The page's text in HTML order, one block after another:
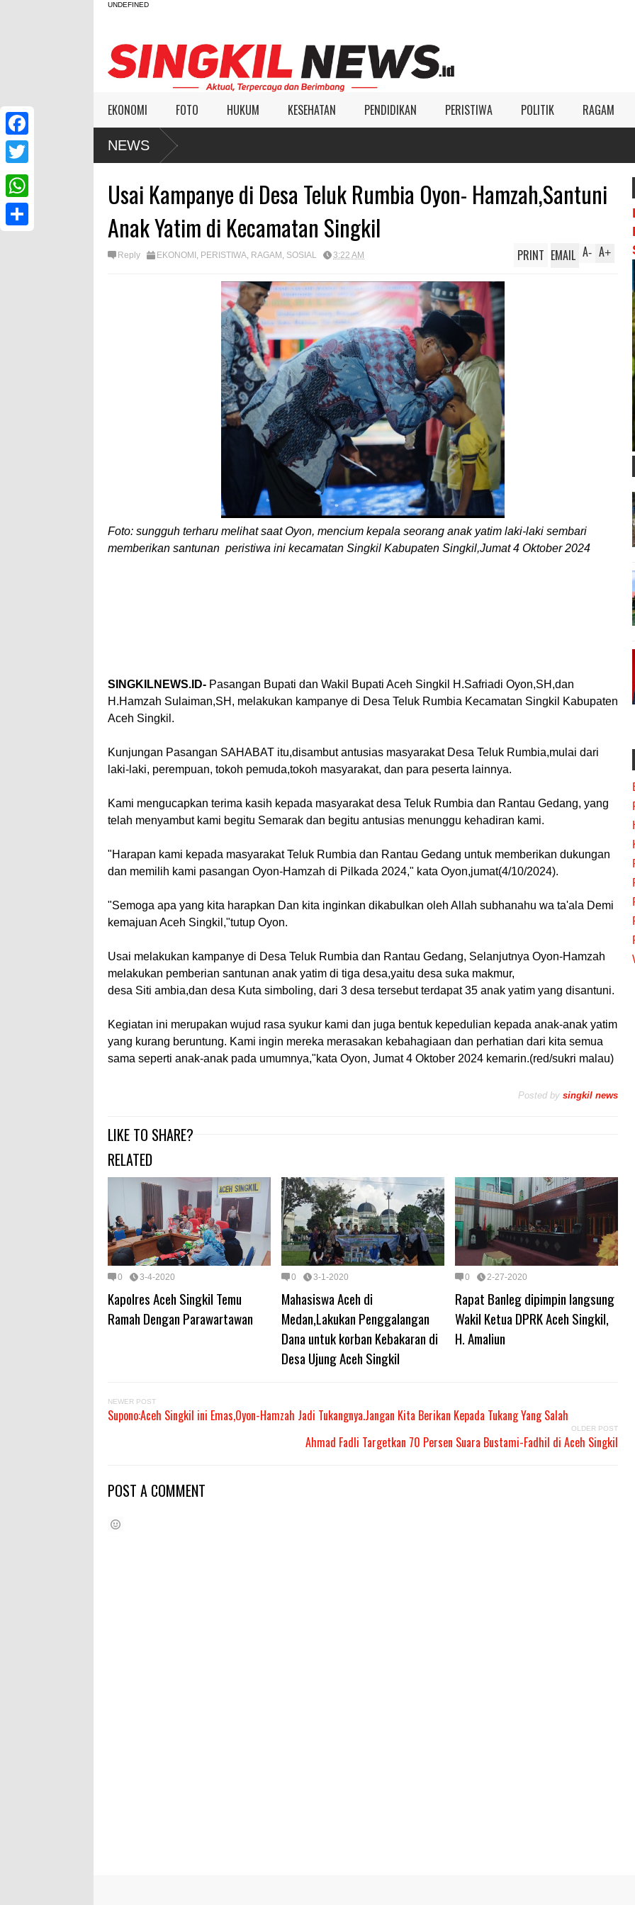
UNDEFINED
EKONOMI FOTO HUKUM KESEHATAN PENDIDIKAN PERISTIWA POLITIK RAGAM
NEWS
Usai Kampanye di Desa Teluk Rumbia Oyon- Hamzah,Santuni
Anak Yatim di Kecamatan Singkil
Reply EKONOMI , PERISTIWA, RAGAM , SOSIAL 3:22 AM A+
A-
PRINT EMAIL
Foto: sungguh terharu melihat saat Oyon, mencium kepala seorang anak yatim laki-laki sembari
memberikan santunan peristiwa ini kecamatan Singkil Kabupaten Singkil,Jumat 4 Oktober 2024
SINGKILNEWS.ID- Pasangan Bupati dan Wakil Bupati Aceh Singkil H.Safriadi Oyon,SH,dan
H.Hamzah Sulaiman,SH, melakukan kampanye di Desa Teluk Rumbia Kecamatan Singkil Kabupaten
Aceh Singkil.
Kunjungan Pasangan SAHABAT itu,disambut antusias masyarakat Desa Teluk Rumbia,mulai dari
laki-laki, perempuan, tokoh pemuda,tokoh masyarakat, dan para peserta lainnya.
Kami mengucapkan terima kasih kepada masyarakat desa Teluk Rumbia dan Rantau Gedang, yang
telah menyambut kami begitu Semarak dan begitu antusias menunggu kehadiran kami.
"Harapan kami kepada masyarakat Teluk Rumbia dan Rantau Gedang untuk memberikan dukungan
dan memilih kami pasangan Oyon-Hamzah di Pilkada 2024," kata Oyon,jumat(4/10/2024).
"Semoga apa yang kita harapkan Dan kita inginkan dikabulkan oleh Allah subhanahu wa ta'ala Demi
kemajuan Aceh Singkil,"tutup Oyon.
Usai melakukan kampanye di Desa Teluk Rumbia dan Rantau Gedang, Selanjutnya Oyon-Hamzah
melakukan pemberian santunan anak yatim di tiga desa,yaitu desa suka makmur,
desa Siti ambia,dan desa Kuta simboling, dari 3 desa tersebut terdapat 35 anak yatim yang disantuni.
Kegiatan ini merupakan wujud rasa syukur kami dan juga bentuk kepedulian kepada anak-anak yatim
yang kurang beruntung. Kami ingin mereka merasakan kebahagiaan dan perhatian dari kita semua
sama seperti anak-anak pada umumnya,"kata Oyon, Jumat 4 Oktober 2024 kemarin.(red/sukri malau)
Posted by singkil news
LIKE TO SHARE?
RELATED
0 3-4-2020
Kapolres Aceh Singkil Temu
Ramah Dengan Parawartawan
0 3-1-2020
Mahasiswa Aceh di
Medan,Lakukan Penggalangan
Dana untuk korban Kebakaran di
Desa Ujung Aceh Singkil
0 2-27-2020
Rapat Banleg dipimpin langsung
Wakil Ketua DPRK Aceh Singkil,
H. Amaliun
NEWER POST
Supono:Aceh Singkil ini Emas,Oyon-Hamzah Jadi Tukangnya.Jangan Kita Berikan Kepada Tukang Yang Salah
OLDER POST
Ahmad Fadli Targetkan 70 Persen Suara Bustami-Fadhil di Aceh Singkil
POST A COMMENT
F
c
e
T
w
W
h